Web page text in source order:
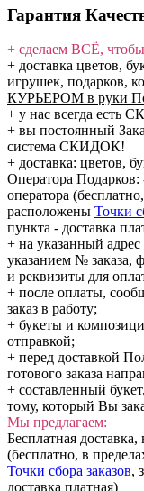
Гарантия
+ сделаем ВСЁ,
+ доставка цветов,
игрушек, подарков,
КУРЬЕРОМ в руки
+ у нас всегда
+ вы постоянный
система СКИДОК!
+ доставка: цветов,
Оператора Подарков:
оператора
расположены Точки
пункта - доставка
+ на указанный
указанием № заказа,
и реквизиты для
+ после оплаты,
заказ в работу;
+ букеты и
отправкой;
+ перед доставкой
готового заказа
+ составленный
тому, который Вы
Мы предлагаем:
Бесплатная
(бесплатно, в
Точки сбора заказов,
доставка платная)